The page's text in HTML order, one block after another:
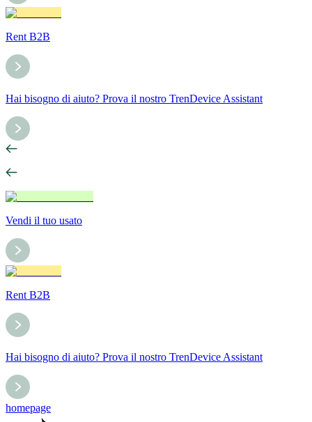
Rent B2B
Hai bisogno di aiuto? Prova il nostro TrenDevice Assistant
Vendi il tuo usato
Rent B2B
Hai bisogno di aiuto? Prova il nostro TrenDevice Assistant
homepage